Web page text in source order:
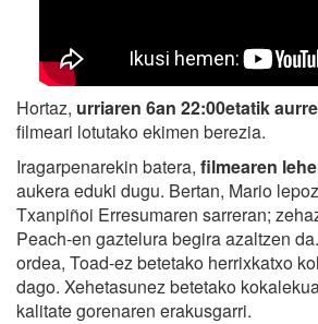
Hortaz, urriaren 6an 22:00etatik
filmeari lotutako ekimen berezia.
Iragarpenarekin batera, filmearen
aukera eduki dugu. Bertan, Mario
Txanpiñoi Erresumaren sarreran;
Peach-en gaztelura begira azaltzen
ordea, Toad-ez betetako herrixkatxo
dago. Xehetasunez betetako
kalitate gorenaren erakusgarri.